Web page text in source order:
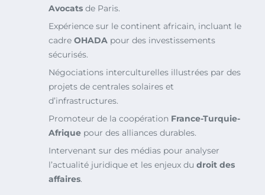
Avocats de Paris.
Expérience sur le continent africain, incluant le
cadre OHADA pour des investissements
sécurisés.
Négociations interculturelles illustrées par des
projets de centrales solaires et
d’infrastructures.
Promoteur de la coopération France-Turquie-
Afrique pour des alliances durables.
Intervenant sur des médias pour analyser
l’actualité juridique et les enjeux du droit des
affaires.